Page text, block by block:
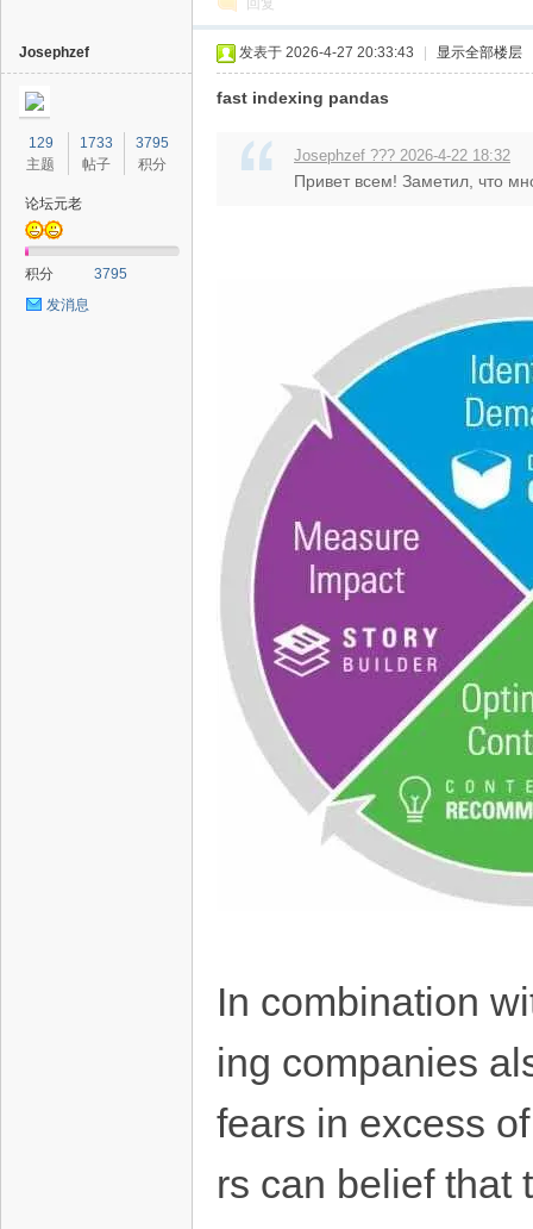
回复
Josephzef
129
主题
1733
帖子
3795
积分
论坛元老
积分
3795
发消息
发表于 2026-4-27 20:33:43 显示全部楼层
fast indexing pandas
Josephzef ??? 2026-4-22 18:32
Привет всем! Заметил, что
In combination
ing companies
fears in excess
rs can belief that